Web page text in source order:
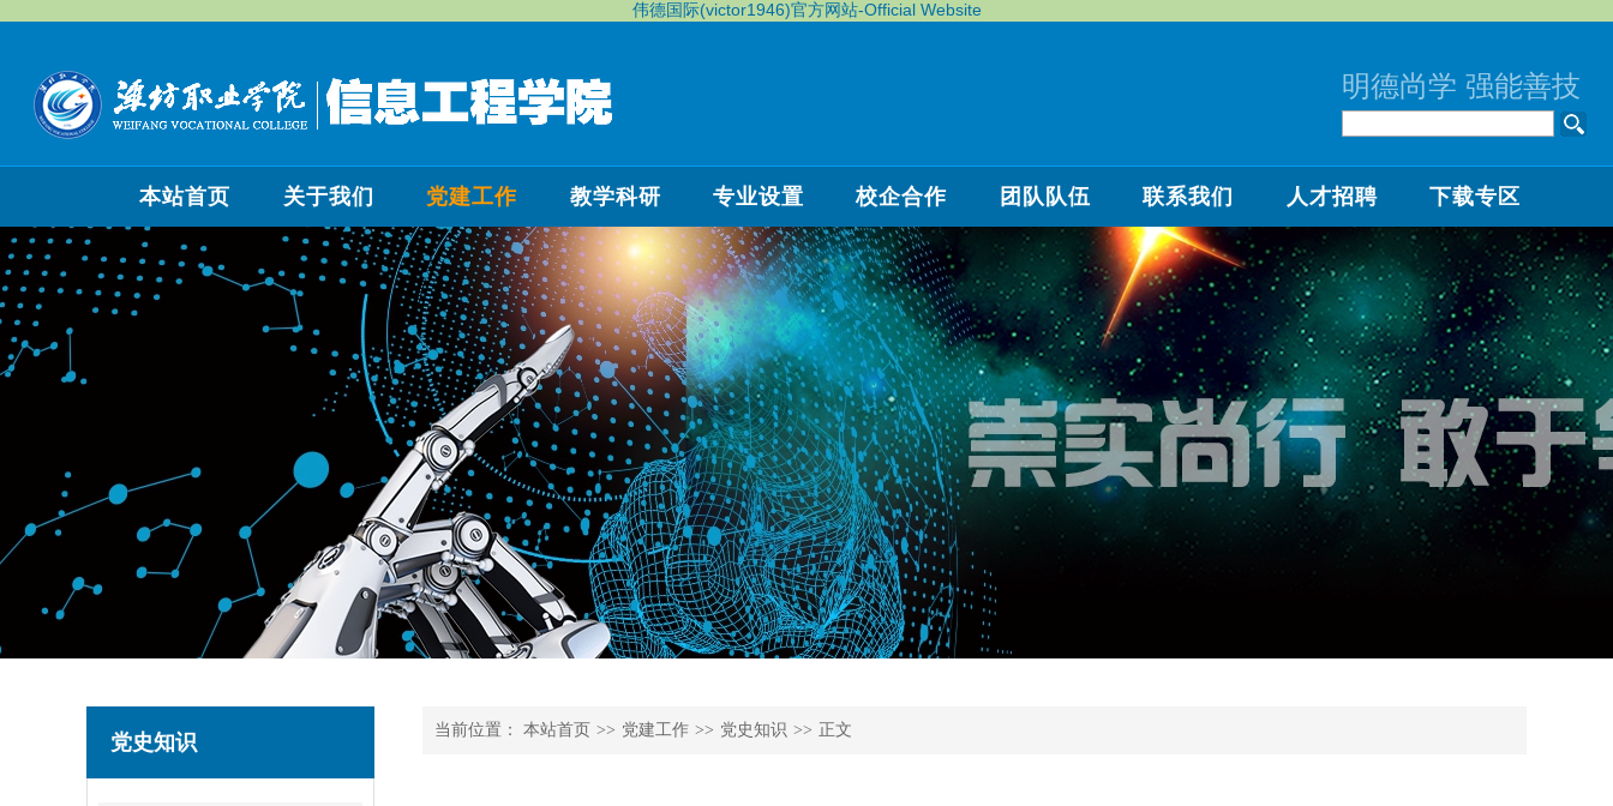
伟德国际(victor1946)官方网站-Official Website
明德尚学 强能善技
本站首页 关于我们 党建工作 教学科研 专业设置 校企合作 团队队伍 联系我们 人才招聘 下载专区
党史知识
当前位置： 本站首页 >> 党建工作 >> 党史知识 >> 正文